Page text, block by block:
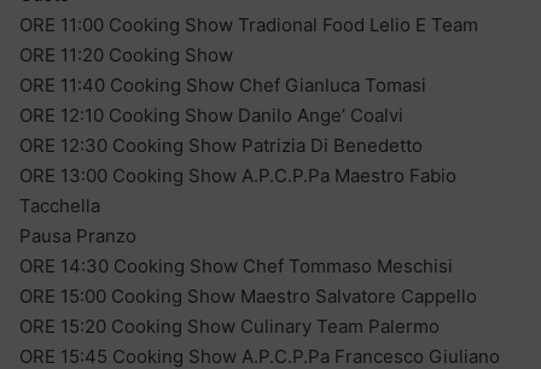
ORE 11:00 Cooking Show Tradional Food Lelio E Team
ORE 11:20 Cooking Show
ORE 11:40 Cooking Show Chef Gianluca Tomasi
ORE 12:10 Cooking Show Danilo Ange’ Coalvi
ORE 12:30 Cooking Show Patrizia Di Benedetto
ORE 13:00 Cooking Show A.P.C.P.Pa Maestro Fabio
Tacchella
Pausa Pranzo
ORE 14:30 Cooking Show Chef Tommaso Meschisi
ORE 15:00 Cooking Show Maestro Salvatore Cappello
ORE 15:20 Cooking Show Culinary Team Palermo
ORE 15:45 Cooking Show A.P.C.P.Pa Francesco Giuliano